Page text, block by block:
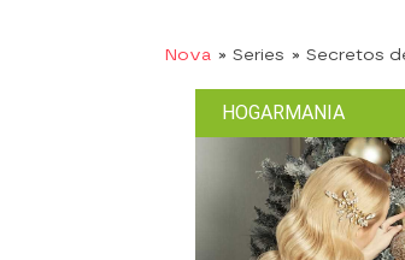
Nova » Series » Secretos
HOGARMANIA